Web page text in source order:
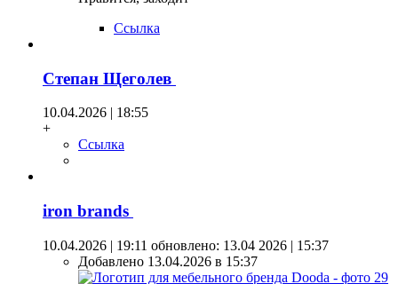
Ссылка
Степан Щеголев
10.04.2026 | 18:55
+
Ссылка
iron brands
10.04.2026 | 19:11 обновлено: 13.04 2026 | 15:37
Добавлено 13.04.2026 в 15:37